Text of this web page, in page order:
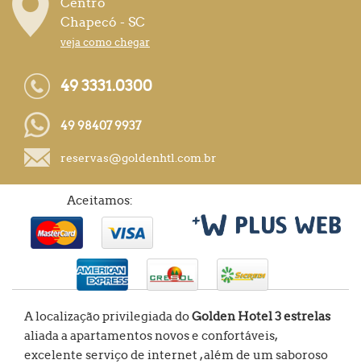
Chapecó - SC
veja como chegar
49 3331.0300
49 98407 9937
reservas@goldenhtl.com.br
Aceitamos:
A localização privilegiada doGolden Hotel3 estrelas
aliada a apartamentos novos e confortáveis,
excelente serviço de internet , além de um saboroso